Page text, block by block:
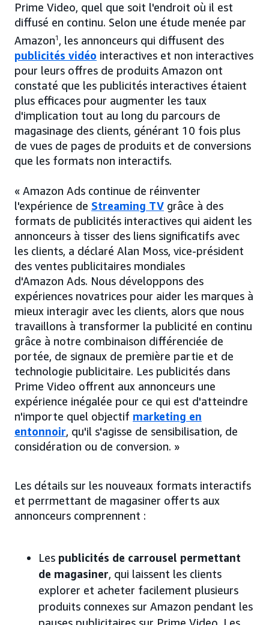
Prime Video, quel que soit l'endroit où il est
diffusé en continu. Selon une étude menée par
Amazon1 , les annonceurs qui diffusent des
publicités vidéo interactives et non interactives
pour leurs offres de produits Amazon ont
constaté que les publicités interactives étaient
plus efficaces pour augmenter les taux
d'implication tout au long du parcours de
magasinage des clients, générant 10 fois plus
de vues de pages de produits et de conversions
que les formats non interactifs.
« Amazon Ads continue de réinventer
l'expérience de Streaming TV grâce à des
formats de publicités interactives qui aident les
annonceurs à tisser des liens significatifs avec
les clients, a déclaré Alan Moss, vice-président
des ventes publicitaires mondiales
d'Amazon Ads. Nous développons des
expériences novatrices pour aider les marques à
mieux interagir avec les clients, alors que nous
travaillons à transformer la publicité en continu
grâce à notre combinaison différenciée de
portée, de signaux de première partie et de
technologie publicitaire. Les publicités dans
Prime Video offrent aux annonceurs une
expérience inégalée pour ce qui est d'atteindre
n'importe quel objectif marketing en
entonnoir, qu'il s'agisse de sensibilisation, de
considération ou de conversion. »
Les détails sur les nouveaux formats interactifs
et perrmettant de magasiner offerts aux
annonceurs comprennent :
Les publicités de carrousel permettant
de magasiner, qui laissent les clients
explorer et acheter facilement plusieurs
produits connexes sur Amazon pendant les